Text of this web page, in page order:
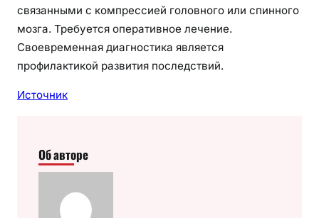
связанными с компрессией головного или спинного
мозга. Требуется оперативное лечение.
Своевременная диагностика является
профилактикой развития последствий.
Источник
Об авторе